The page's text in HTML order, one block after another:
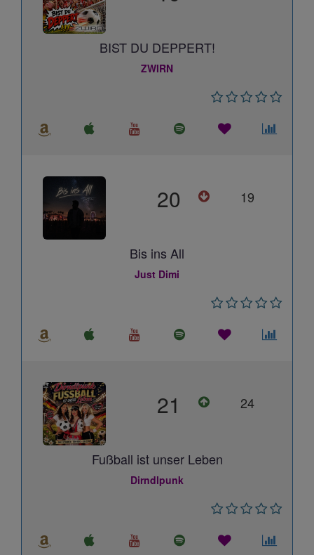
BIST DU DEPPERT!
ZWIRN
20 19
Bis ins All
Just Dimi
21 24
Fußball ist unser Leben
Dirndlpunk